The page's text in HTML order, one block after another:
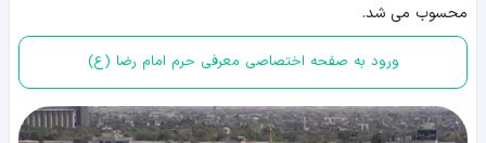
محسوب می شد.
ورود به صفحه اختصاصی معرفی حرم امام رضا (ع)